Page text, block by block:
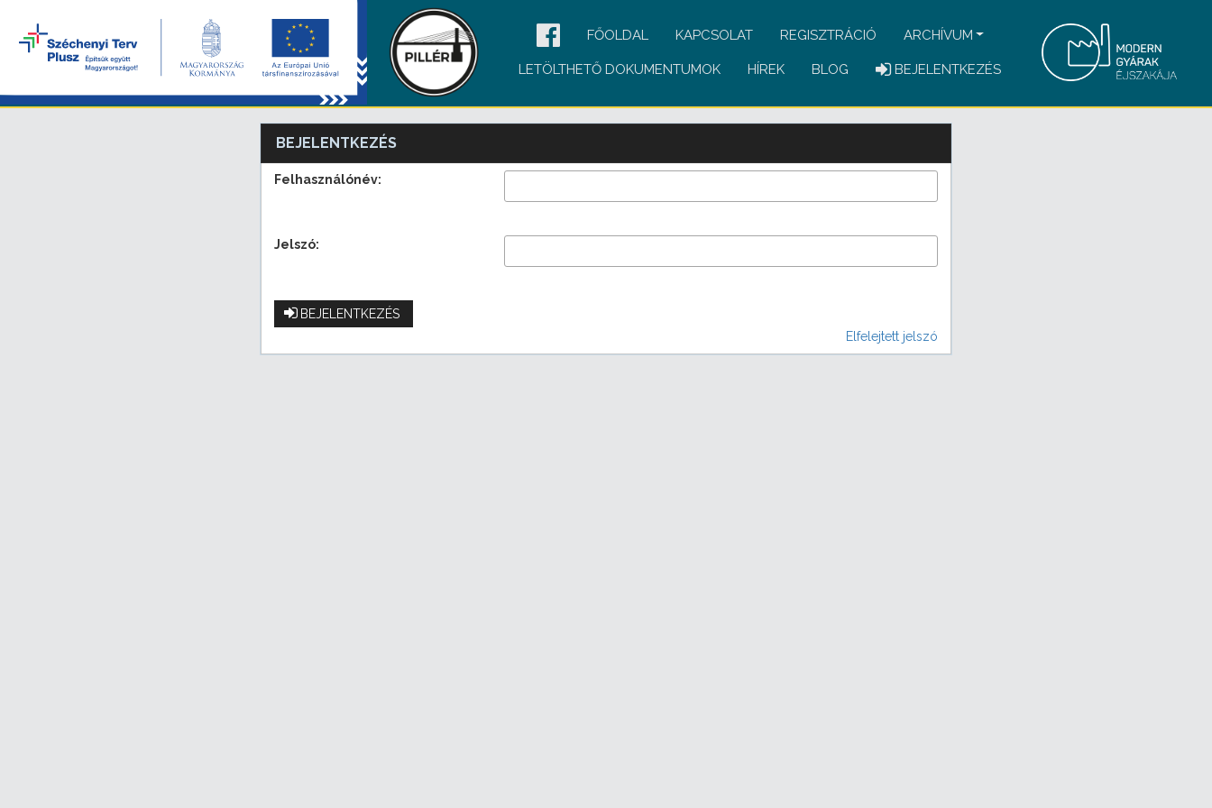
FŐOLDAL KAPCSOLAT REGISZTRÁCIÓ ARCHÍVUM
LETÖLTHETŐ DOKUMENTUMOK HÍREK BLOG BEJELENTKEZÉS
BEJELENTKEZÉS
Felhasználónév:
Jelszó:
BEJELENTKEZÉS
Elfelejtett jelszó